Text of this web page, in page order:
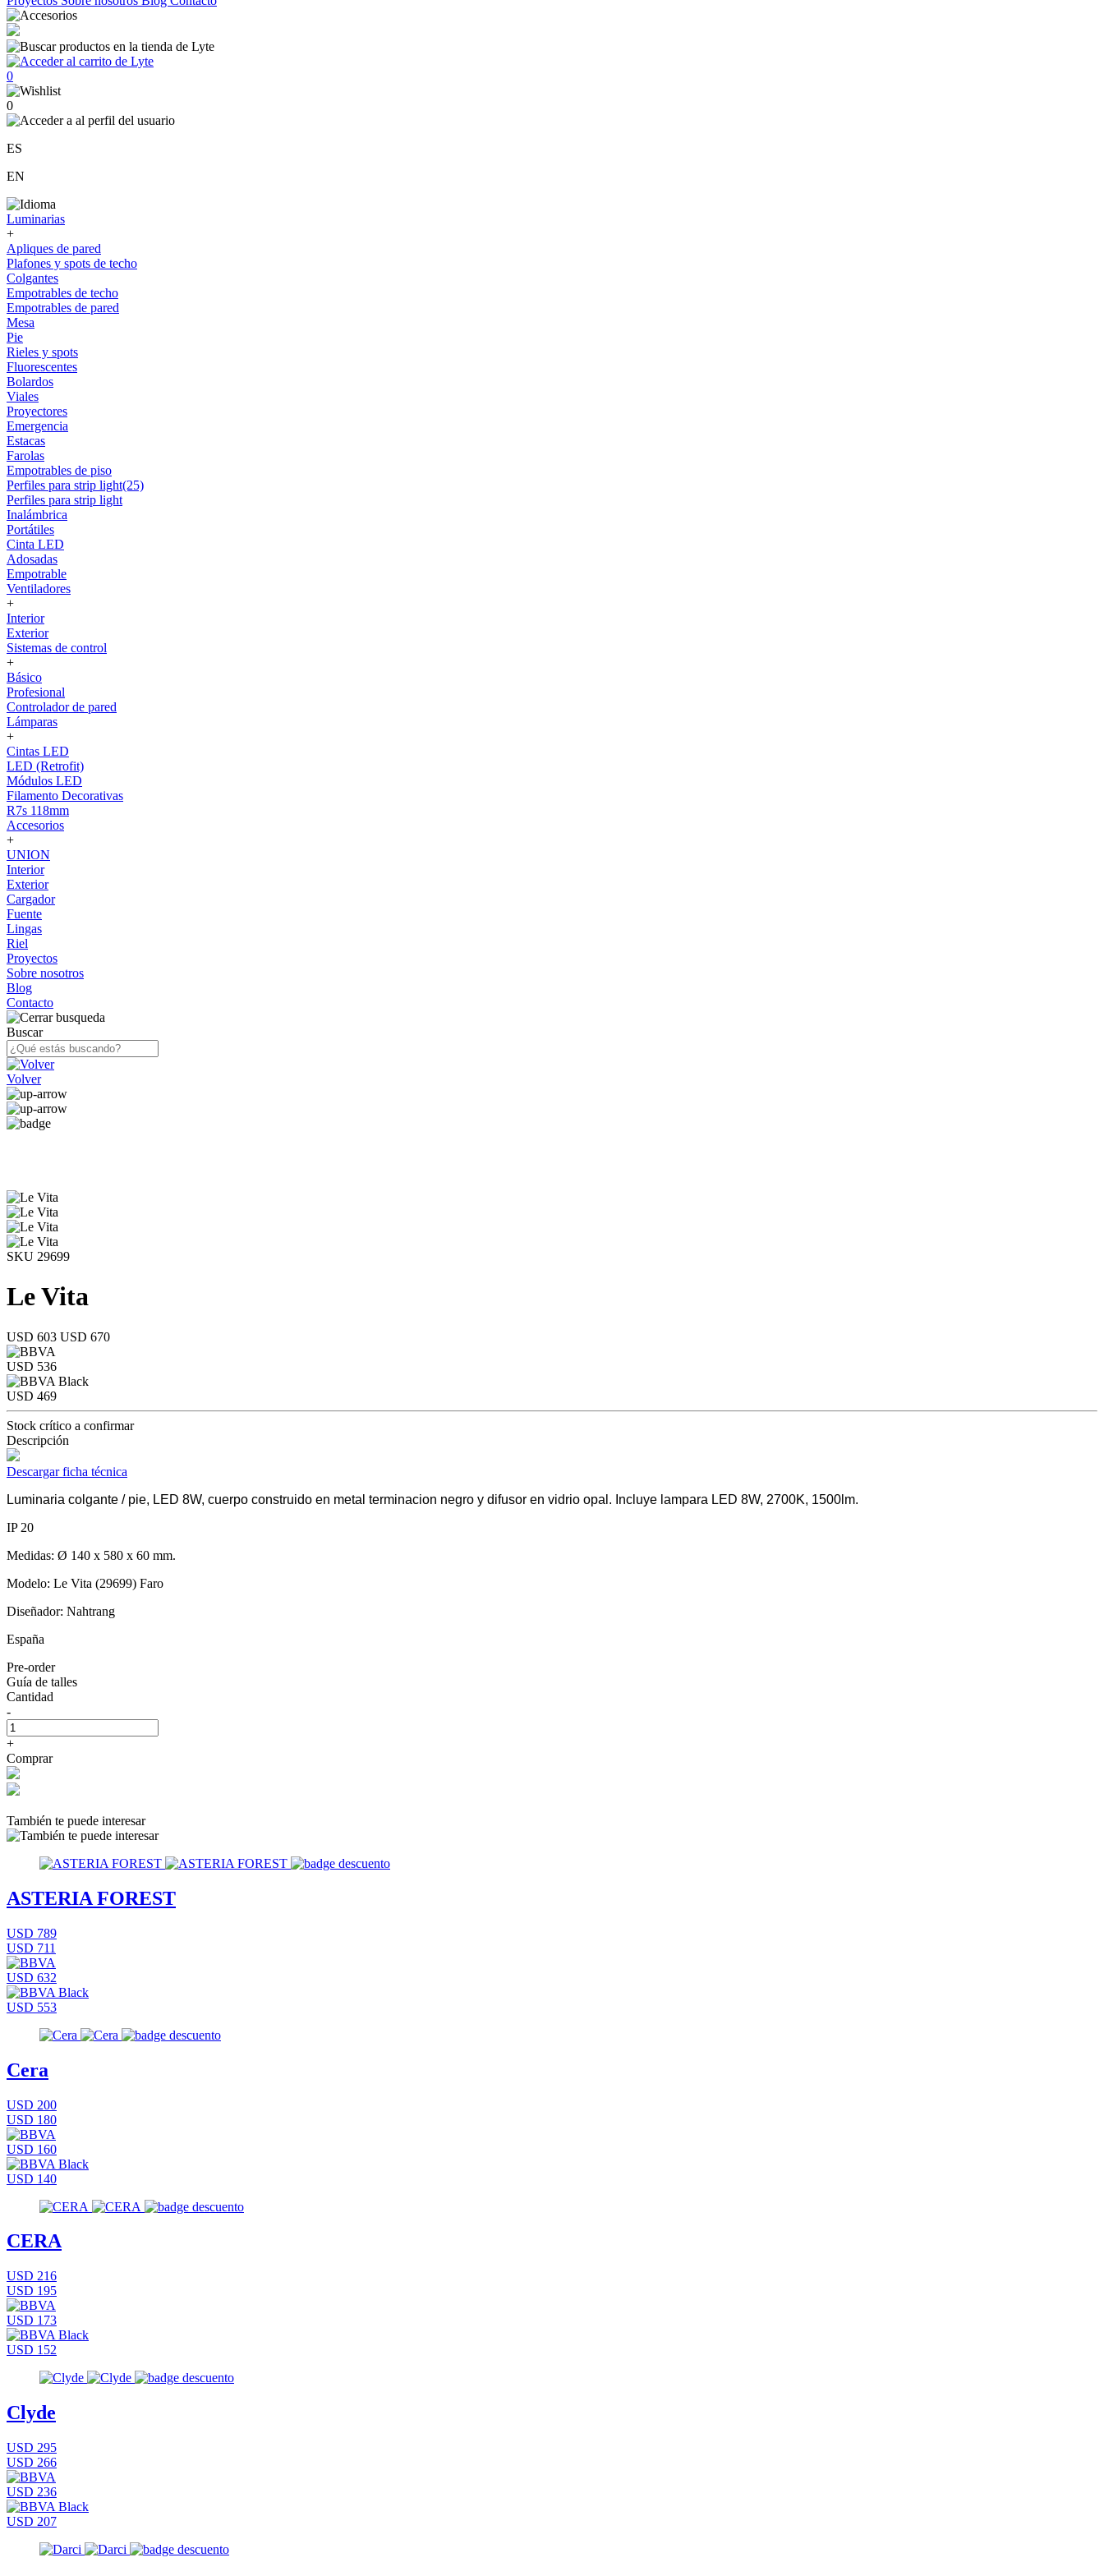
0
0
ES
EN
Luminarias
+
Apliques de pared
Plafones y spots de techo
Colgantes
Empotrables de techo
Empotrables de pared
Mesa
Pie
Rieles y spots
Fluorescentes
Bolardos
Viales
Proyectores
Emergencia
Estacas
Farolas
Empotrables de piso
Perfiles para strip light(25)
Perfiles para strip light
Inalámbrica
Portátiles
Cinta LED
Adosadas
Empotrable
Ventiladores
+
Interior
Exterior
Sistemas de control
+
Básico
Profesional
Controlador de pared
Lámparas
+
Cintas LED
LED (Retrofit)
Módulos LED
Filamento Decorativas
R7s 118mm
Accesorios
+
UNION
Interior
Exterior
Cargador
Fuente
Lingas
Riel
Proyectos
Sobre nosotros
Blog
Contacto
Buscar
Volver
SKU 29699
Le Vita
USD 603 USD 670
USD 536
USD 469
Stock crítico a confirmar
Descripción
Descargar ficha técnica
Luminaria colgante / pie, LED 8W, cuerpo construido en metal terminacion negro y difusor en vidrio opal. Incluye lampara LED 8W, 2700K, 1500lm.
IP 20
Medidas: Ø 140 x 580 x 60 mm.
Modelo: Le Vita (29699) Faro
Diseñador: Nahtrang
España
Pre-order
Guía de talles
Cantidad
-
+
Comprar
También te puede interesar
ASTERIA FOREST
USD 789
USD 711
USD 632
USD 553
Cera
USD 200
USD 180
USD 160
USD 140
CERA
USD 216
USD 195
USD 173
USD 152
Clyde
USD 295
USD 266
USD 236
USD 207